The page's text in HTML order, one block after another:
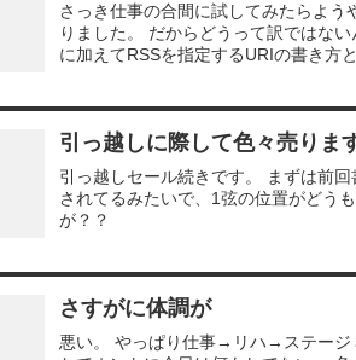
さっき仕事の合間に試してみたらよ
りました。 だからどうって訳ではな
に加えてRSSを指定するURIの書き方
引っ越しに際して色々売りま
引っ越しセール続きです。 まずは前
されてるみたいで、1弦の位置がどう
が？？
さすがに体調が
悪い。 やっぱり仕事→リハ→ステージ